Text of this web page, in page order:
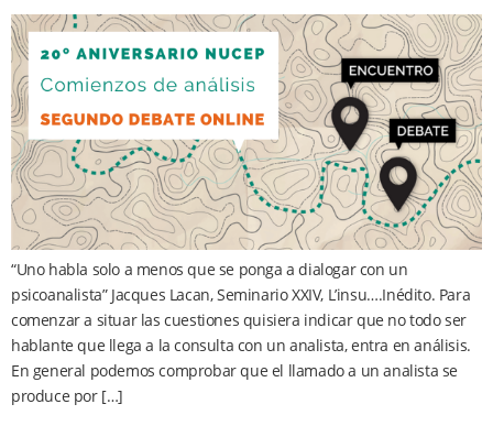
“Uno habla solo a menos que se ponga a dialogar con un
psicoanalista” Jacques Lacan, Seminario XXIV, L’insu….Inédito. Para
comenzar a situar las cuestiones quisiera indicar que no todo ser
hablante que llega a la consulta con un analista, entra en análisis.
En general podemos comprobar que el llamado a un analista se
produce por […]